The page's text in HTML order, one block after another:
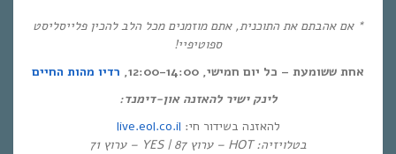
* אם אהבתם את התוכנית, אתם מוזמנים מכל הלב להכין פלייסליסט
ספוטיפיי!
אחת ששומעת – כל יום חמישי, 12:00-14:00,
רדיו מהות החיים
לינק ישיר להאזנה און-דימנד:
להאזנה בשידור חי: live.eol.co.il
בטלויזיה: HOT – ערוץ 87 | YES – ערוץ 71